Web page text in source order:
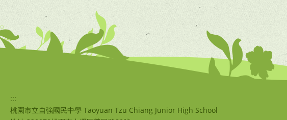
:::
桃園市立自強國民中學 Taoyuan Tzu Chiang Junior High School